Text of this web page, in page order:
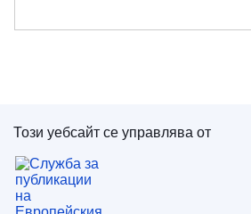
Служба за публикации на
Този уебсайт се управлява от